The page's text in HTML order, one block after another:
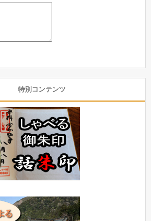
特別コンテンツ